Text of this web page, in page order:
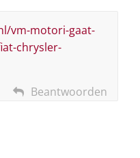
vm-motori-gaat-
chrysler-
Beantwoorden